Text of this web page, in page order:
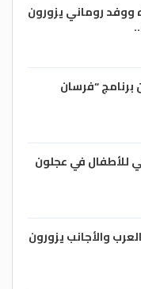
ووفد روماني يزورون
برنامج “فرسان
للأطفال في عجلون
والأجانب يزورون